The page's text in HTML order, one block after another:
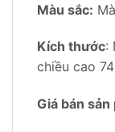
Màu sắc:
Kích thước:
chiều cao
Giá bán